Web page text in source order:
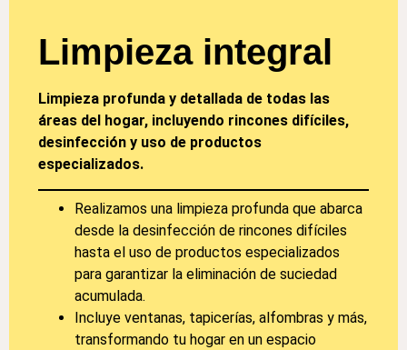
Limpieza integral
Limpieza profunda y detallada de todas las
áreas del hogar, incluyendo rincones difíciles,
desinfección y uso de productos
especializados.
Realizamos una limpieza profunda que abarca
desde la desinfección de rincones difíciles
hasta el uso de productos especializados
para garantizar la eliminación de suciedad
acumulada.
Incluye ventanas, tapicerías, alfombras y más,
transformando tu hogar en un espacio